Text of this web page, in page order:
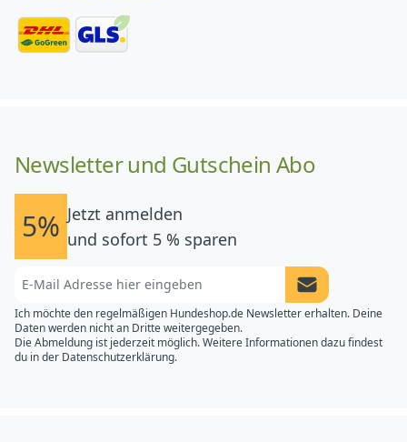
Newsletter und Gutschein Abo
5% Jetzt anmelden
und sofort 5 % sparen
Newsletter
Ich möchte den regelmäßigen Hundeshop.de Newsletter erhalten. Deine
Daten werden nicht an Dritte weitergegeben.
Die Abmeldung ist jederzeit möglich. Weitere Informationen dazu findest
du in der Datenschutzerklärung.